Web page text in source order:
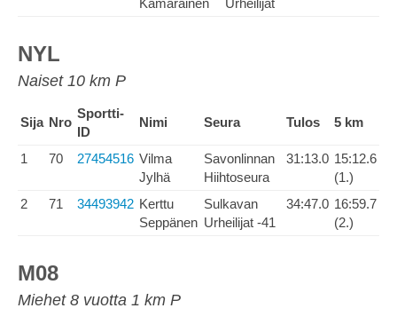
Kämäräinen
Urheilijat
NYL
Naiset 10 km P
Sija Nro
Sportti-
ID
Nimi Seura Tulos 5 km
1 70 27454516 Vilma
Jylhä
Savonlinnan
Hiihtoseura
31:13.0 15:12.6
(1.)
2
71 34493942 Kerttu
Seppänen
Sulkavan
Urheilijat -41
34:47.0 16:59.7
(2.)
M08
Miehet 8 vuotta 1 km P